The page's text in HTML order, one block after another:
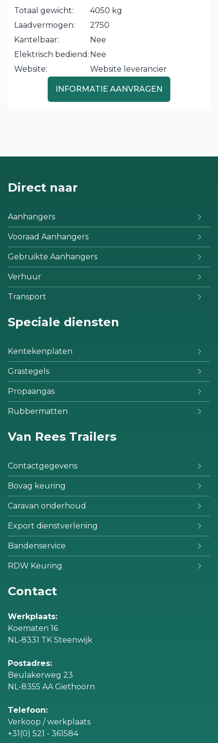
Totaal gewicht:
4050 kg
Laadvermogen:
2750
Kantelbaar:
Nee
Elektrisch bediend: Nee
Website:
Website leverancier
INFORMATIE AANVRAGEN
Direct naar
Aanhangers
Vooraad Aanhangers
Gebruikte Aanhangers
Verhuur
Transport
Speciale diensten
Kentekenplaten
Grastegels
Propaangas
Rubbermatten
Van Rees Trailers
Contactgegevens
Bovag keuring
Caravan onderhoud
Export dienstverlening
Bandenservice
RDW Keuring
Contact
Werkplaats:
Koematen 16
NL-8331 TK Steenwijk
Postadres:
Beulakerweg 23
NL-8355 AA Giethoorn
Telefoon:
Verkoop / werkplaats
+31(0) 521 - 361584